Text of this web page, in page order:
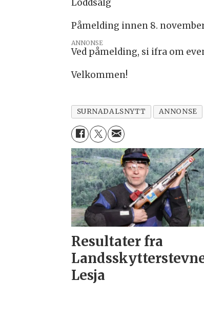
Loddsalg
Påmelding innen 8.
ANNONSE
Ved påmelding, si ifra om
Velkommen!
SURNADALSNYTT ANNONSE
Resultater fra
Lesja